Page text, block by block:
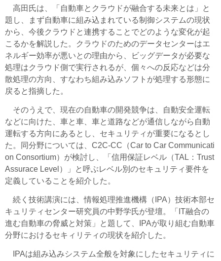
高田氏は、「自動車とクラウドが融合する未来とは」と
題し、まず自動車に組み込まれている制御システムの現状
から、今後クラウドと連携することでどのような変化が起
こるかを解説した。クラウドのためのデータセンターはエ
ネルギー効率が悪いとの理由から、ビッグデータが必要な
処理はクラウド側で実行されるが、個々への反応などは分
散処理の方向、すなわち組み込みソフトが処理する形態に
戻ると指摘した。
そのうえで、現在の自動車の開発競争は、自動安全運転
などに向けた、車と車、車と道路などが通信しながら自動
運転する方向にあるとし、セキュリティが重要になるとし
た。同分野については、C2C-CC（Car to Car Communicati
on Consortium）が検討し、「信用保証レベル（TAL：Trust
Assurace Level）」と呼ぶレベル別のセキュリティ要件を
定義していることを紹介した。
続く技術講演には、情報処理推進機構（IPA）技術本部セ
キュリティセンター研究員の中野学氏が登壇。「IT融合の
進む自動車の脅威と対策」と題して、IPAが取り組む自動車
分野におけるセキィリティの現状を紹介した。
IPAは組み込みシステム全般を対象にしたセキュリティに